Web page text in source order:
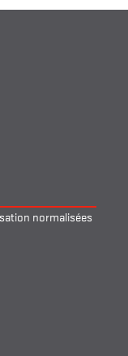
normalisées